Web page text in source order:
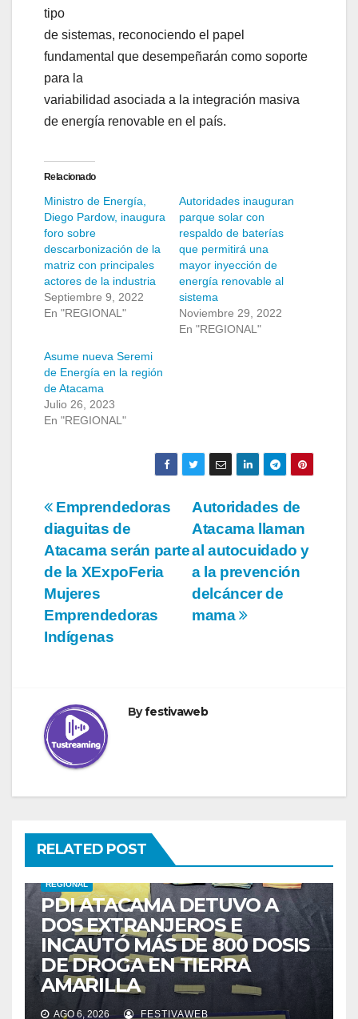
tipo
de sistemas, reconociendo el papel
fundamental que desempeñarán como soporte
para la
variabilidad asociada a la integración masiva
de energía renovable en el país.
Relacionado
Ministro de Energía,
Diego Pardow, inaugura
foro sobre
descarbonización de la
matriz con principales
actores de la industria
Septiembre 9, 2022
En "REGIONAL"
Autoridades inauguran
parque solar con
respaldo de baterías
que permitirá una
mayor inyección de
energía renovable al
sistema
Noviembre 29, 2022
En "REGIONAL"
Asume nueva Seremi
de Energía en la región
de Atacama
Julio 26, 2023
En "REGIONAL"
Navegación
de
entradas
Autoridades de
Atacama llaman
al autocuidado y
a la prevención
delcáncer de
mama
Emprendedoras
diaguitas de
Atacama serán parte
de la XExpoFeria
Mujeres
Emprendedoras
Indígenas
Byfestivaweb
RELATED POST
REGIONAL
PDI ATACAMA DETUVO A
DOS EXTRANJEROS E
INCAUTÓ MÁS DE 800 DOSIS
DE DROGA EN TIERRA
AMARILLA
AGO 6, 2026 FESTIVAWEB